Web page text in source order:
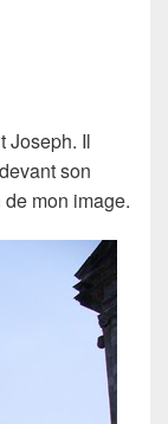
Joseph. Il
son
mon image.